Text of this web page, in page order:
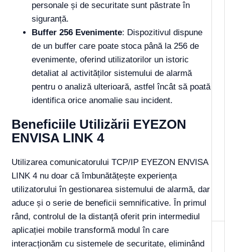
personale și de securitate sunt păstrate în
siguranță.
Buffer 256 Evenimente: Dispozitivul dispune
de un buffer care poate stoca până la 256 de
evenimente, oferind utilizatorilor un istoric
detaliat al activităților sistemului de alarmă
pentru o analiză ulterioară, astfel încât să poată
identifica orice anomalie sau incident.
Beneficiile Utilizării EYEZON
ENVISA LINK 4
Utilizarea comunicatorului TCP/IP EYEZON ENVISA
LINK 4 nu doar că îmbunătățește experiența
utilizatorului în gestionarea sistemului de alarmă, dar
aduce și o serie de beneficii semnificative. În primul
rând, controlul de la distanță oferit prin intermediul
aplicației mobile transformă modul în care
interacționăm cu sistemele de securitate, eliminând